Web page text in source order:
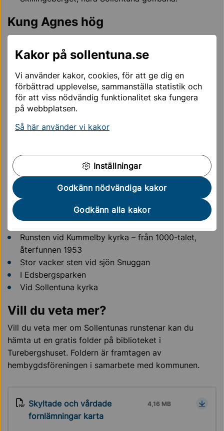
Kakor på sollentuna.se
Vi använder kakor, cookies, för att ge dig en
förbättrad upplevelse, sammanställa statistik och
för att viss nödvändig funktionalitet ska fungera
på webbplatsen.
Så här använder vi kakor
Inställningar
Godkänn nödvändiga kakor
Godkänn alla kakor
Kung Agnes hög
Strax söder om Sollentuna centrum reser sig
"Kungshögen", en gravhög från forntiden. Den
påminner om Uppsala högar och är kanske lika
gammal. Och vem är det som ligger i graven?
Fornborgar i Sollentuna
Rotebro skans i Rotsunda
Borgberget i Sjöberg (på gränsen till Danderyd).
Runstenar
Exempel på runstenar:
Jarlabankes sten i Sätraskogen – från 1000-talet.
Runsten vid Kummelby kyrka – från 1000-talet,
återfunnen 1953
Stor vacker sten vid sjön Snuggan
I Edsbergsparken
Vid Sollentuna kyrka
Vill du veta mer?
Vill du veta mer om Sollentunas runstenar kan du
hämta ut en gratis folder på biblioteket i
Turebergshuset. Foldern är framtagen av
hembygdsföreningen i samarbete med kommunen.
Skyltade och vårdade
fornlämningar karta
4,16 MB